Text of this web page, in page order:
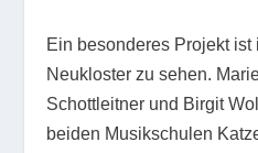
Ein besonderes Projekt
Neukloster zu sehen.
Schottleitner und Birgit
beiden Musikschulen